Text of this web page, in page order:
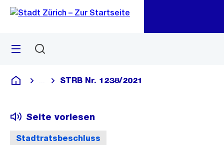
Navigation
Sprunglink
Menü
Deutsch
Blende alle Breadcrumbs ein
STRB Nr. 1238/2021
Stadtratsbeschluss
Seite vorlesen